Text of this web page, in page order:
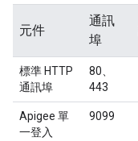
元件
通訊
埠
標準 HTTP
通訊埠
80、
443
Apigee 單
一登入
9099